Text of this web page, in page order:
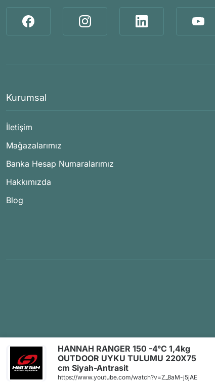
HANNAH RANGER 150 -4°C 1,4kg
OUTDOOR UYKU TULUMU 220X75
cm Siyah-Antrasit
https://www.youtube.com/watch?v=Z_8aM-j5jAE
Kurumsal
İletişim
Mağazalarımız
Banka Hesap Numaralarımız
Hakkımızda
Blog